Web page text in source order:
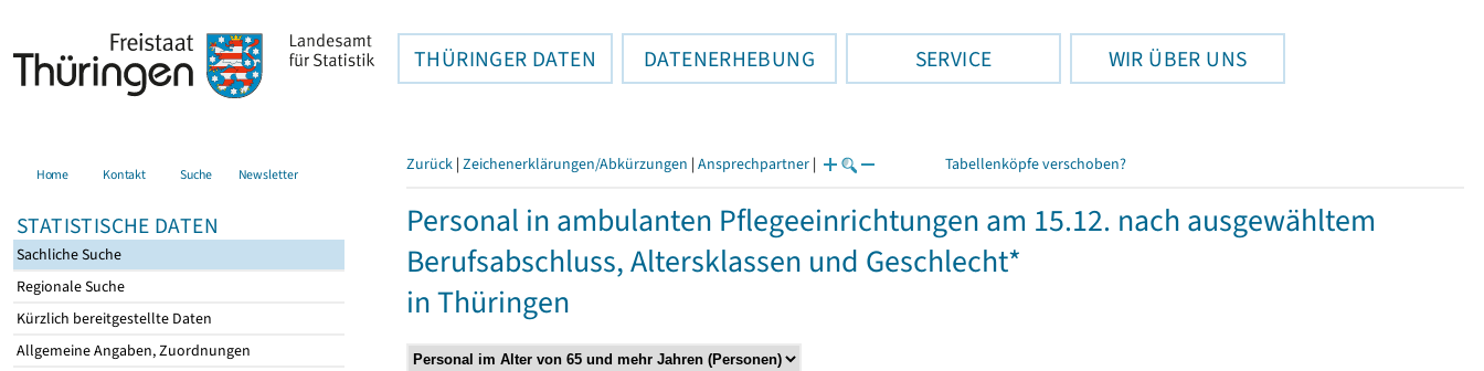
THÜRINGER DATEN DATENERHEBUNG SERVICE WIR ÜBER UNS
Home Kontakt Suche Newsletter
STATISTISCHE DATEN
Sachliche Suche
Regionale Suche
Kürzlich bereitgestellte Daten
Allgemeine Angaben, Zuordnungen
Zurück | Zeichenerklärungen/Abkürzungen | Ansprechpartner | Tabellenköpfe verschoben?
Personal in ambulanten Pflegeeinrichtungen am 15.12. nach ausgewähltem
Berufsabschluss, Altersklassen und Geschlecht*
in Thüringen